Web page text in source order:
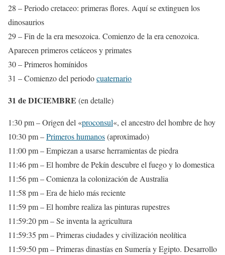
28 – Periodo cretaceo: primeras flores. Aquí se extinguen los
dinosaurios
29 – Fin de la era mesozoica. Comienzo de la era cenozoica.
Aparecen primeros cetáceos y primates
30 – Primeros homínidos
31 – Comienzo del periodocuaternario
31 de DICIEMBRE (en detalle)
1:30 pm – Origen del «proconsul«, el ancestro del hombre de hoy
10:30 pm –Primeros humanos(aproximado)
11:00 pm – Empiezan a usarse herramientas de piedra
11:46 pm – El hombre de Pekín descubre el fuego y lo domestica
11:56 pm – Comienza la colonización de Australia
11:58 pm – Era de hielo más reciente
11:59 pm – El hombre realiza las pinturas rupestres
11:59:20 pm – Se inventa la agricultura
11:59:35 pm – Primeras ciudades y civilización neolítica
11:59:50 pm – Primeras dinastías en Sumería y Egipto. Desarrollo